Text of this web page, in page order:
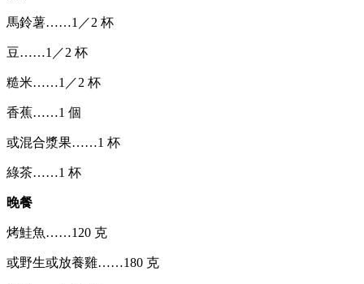
馬鈴薯……1／2 杯
豆……1／2 杯
糙米……1／2 杯
香蕉……1 個
或混合漿果……1 杯
綠茶……1 杯
晚餐
烤鮭魚……120 克
或野生或放養雞……180 克